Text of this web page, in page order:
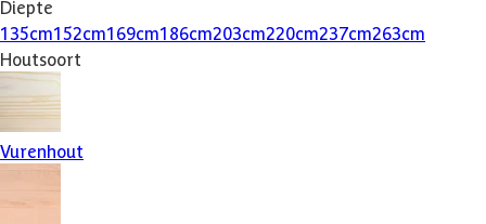
Diepte
135cm152cm169cm186cm203cm220cm237cm263cm
Houtsoort
Vurenhout